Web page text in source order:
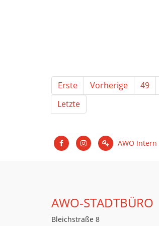
Erste Vorherige 49
Letzte
AWO Intern
AWO-STADTBÜRO
Bleichstraße 8